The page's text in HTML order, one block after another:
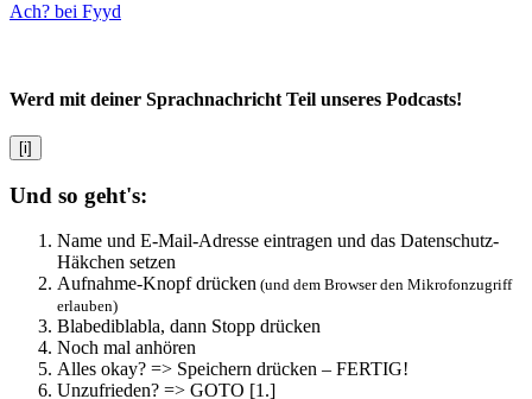
Ach? bei Fyyd
Werd mit deiner Sprachnachricht Teil unseres Podcasts!
[i]
Und so geht's:
Name und E-Mail-Adresse eintragen und das Datenschutz-
Häkchen setzen
Aufnahme-Knopf drücken (und dem Browser den Mikrofonzugriff
erlauben)
Blabediblabla, dann Stopp drücken
Noch mal anhören
Alles okay? => Speichern drücken – FERTIG!
Unzufrieden? => GOTO [1.]